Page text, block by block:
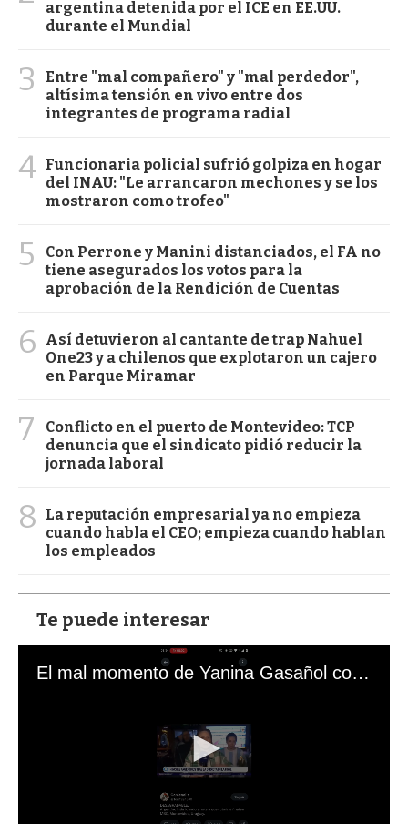
argentina detenida por el ICE en EE.UU.
durante el Mundial
3
Entre "mal compañero" y "mal perdedor",
altísima tensión en vivo entre dos
integrantes de programa radial
4 Funcionaria policial sufrió golpiza en hogar
del INAU: "Le arrancaron mechones y se los
mostraron como trofeo"
5
Con Perrone y Manini distanciados, el FA no
tiene asegurados los votos para la
aprobación de la Rendición de Cuentas
6
Así detuvieron al cantante de trap Nahuel
One23 y a chilenos que explotaron un cajero
en Parque Miramar
7
Conflicto en el puerto de Montevideo: TCP
denuncia que el sindicato pidió reducir la
jornada laboral
8
La reputación empresarial ya no empieza
cuando habla el CEO; empieza cuando hablan
los empleados
Te puede interesar
El mal momento de Yanina Gasañol con un hincha argentino en "Subrayado"